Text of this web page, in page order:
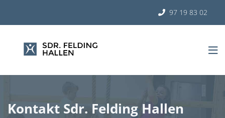
 97 19 83 02

Kontakt Sdr. Felding Hallen